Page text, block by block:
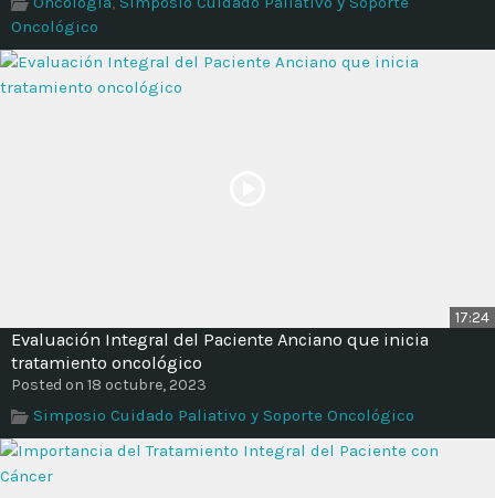
Time
Oncológico
17:24
Evaluación Integral del Paciente Anciano que inicia
tratamiento oncológico
Posted on 18 octubre, 2023
Simposio Cuidado Paliativo y Soporte Oncológico